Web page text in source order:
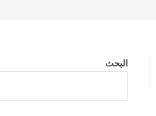
البحث